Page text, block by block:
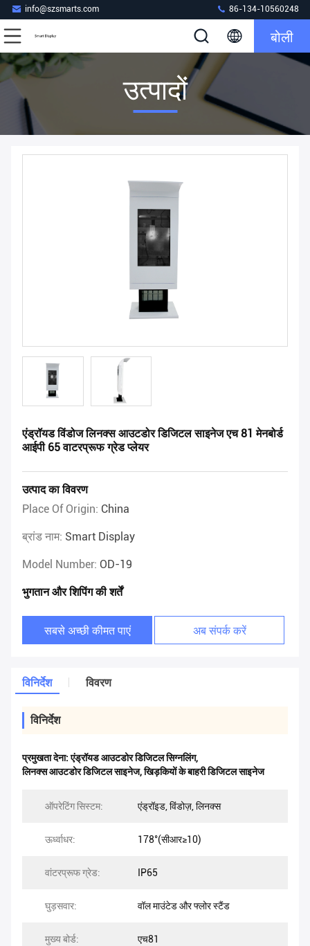
info@szsmarts.com 86-134-10560248
बोली
उत्पादों
एंड्रॉयड विंडोज लिनक्स आउटडोर डिजिटल साइनेज एच 81 मेनबोर्ड
आईपी 65 वाटरप्रूफ ग्रेड प्लेयर
उत्पाद का विवरण
Place Of Origin: China
ब्रांड नाम: Smart Display
Model Number: OD-19
भुगतान और शिपिंग की शर्तें
सबसे अच्छी कीमत पाएं अब संपर्क करें
विनिर्देश विवरण
विनिर्देश
प्रमुखता देना:एंड्रॉयड आउटडोर डिजिटल सिग्नलिंग,
लिनक्स आउटडोर डिजिटल साइनेज,खिड़कियों के बाहरी डिजिटल साइनेज
ऑपरेटिंग सिस्टम: एंड्रॉइड, विंडोज़, लिनक्स
ऊर्ध्वाधर: 178°(सीआर≥10)
वांटरप्रूफ ग्रेड: IP65
घुड़सवार: वॉल माउंटेड और फ्लोर स्टैंड
मुख्य बोर्ड: एच81